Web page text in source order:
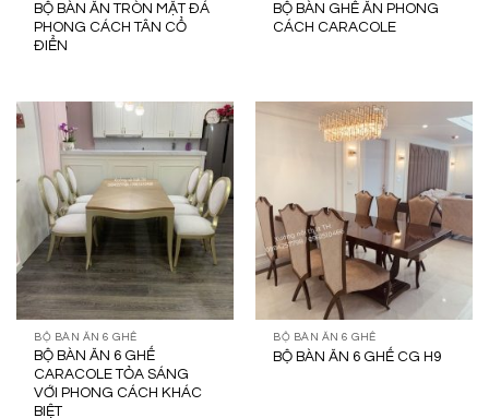
BỘ BÀN ĂN TRÒN MẶT ĐÁ
PHONG CÁCH TÂN CỔ
ĐIỂN
BỘ BÀN GHẾ ĂN PHONG
CÁCH CARACOLE
BỘ BÀN ĂN 6 GHẾ
BỘ BÀN ĂN 6 GHẾ
CARACOLE TỎA SÁNG
VỚI PHONG CÁCH KHÁC
BIỆT
BỘ BÀN ĂN 6 GHẾ
BỘ BÀN ĂN 6 GHẾ CG H9